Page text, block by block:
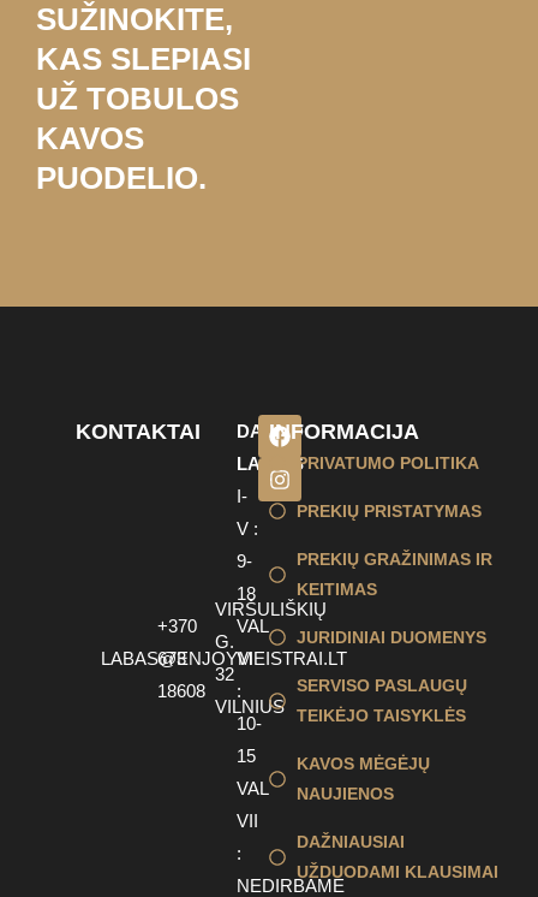
SUŽINOKITE,
KAS SLEPIASI
UŽ TOBULOS
KAVOS
PUODELIO.
KONTAKTAI
LABAS@ENJOYMEISTRAI.LT
+370
673
18608
VIRŠULIŠKIŲ
G.
32
VILNIUS
DARBO
LAIKAS
I-
V :
9-
18
VAL
VI
:
10-
15
VAL
VII
:
NEDIRBAME
INFORMACIJA
PRIVATUMO POLITIKA
PREKIŲ PRISTATYMAS
PREKIŲ GRAŽINIMAS IR
KEITIMAS
JURIDINIAI DUOMENYS
SERVISO PASLAUGŲ
TEIKĖJO TAISYKLĖS
KAVOS MĖGĖJŲ
NAUJIENOS
DAŽNIAUSIAI
UŽDUODAMI KLAUSIMAI